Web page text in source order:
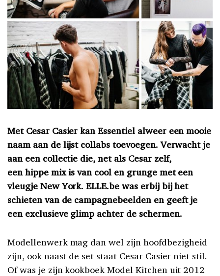
Met Cesar Casier kan Essentiel alweer een mooie
naam aan de lijst collabs toevoegen. Verwacht je
aan een collectie die, net als Cesar zelf,
een hippe mix is van cool en grunge met een
vleugje New York. ELLE.be was erbij bij het
schieten van de campagnebeelden en geeft je
een exclusieve glimp achter de schermen.
Modellenwerk mag dan wel zijn hoofdbezigheid
zijn, ook naast de set staat Cesar Casier niet stil.
Of was je zijn kookboek Model Kitchen uit 2012